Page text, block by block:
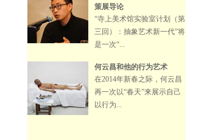
策展导论
“寺上美术馆实验室计划（第
三回）：抽象艺术新一代”将
是一次“...
何云昌和他的行为艺术
在2014年新春之际，何云昌
再一次以“春天”来展示自己
以行为...